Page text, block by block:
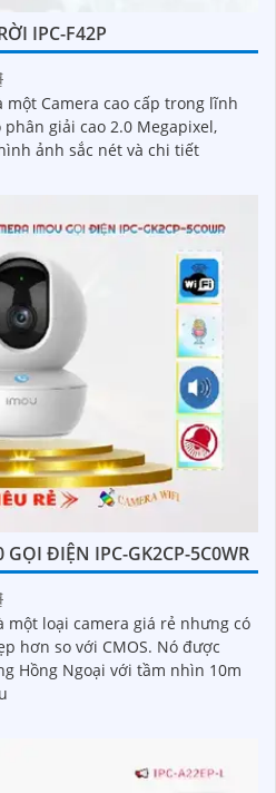
IPC-F42P
một Camera cao cấp trong lĩnh
ảnh sắc nét và chi tiết
ĐIỆN IPC-GK2CP-5C0WR
một loại camera giá rẻ nhưng có
so với CMOS. Nó được
Hồng Ngoại với tầm nhìn 10m